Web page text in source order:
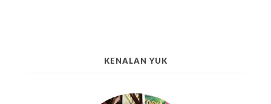
KENALAN YUK